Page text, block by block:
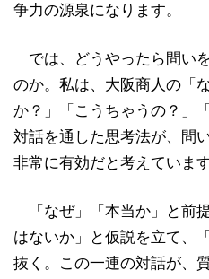
争力の源泉になります。
では、どうやったら問い
のか。私は、大阪商人の「
か？」「こうちゃうの？」
対話を通した思考法が、問
非常に有効だと考えています
「なぜ」「本当か」と前
はないか」と仮説を立て、
抜く。この一連の対話が、